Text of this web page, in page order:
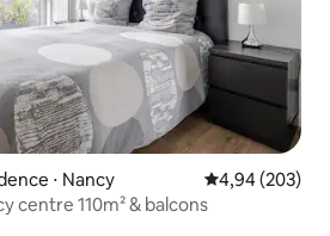
⋅ Nancy Évaluation
4,94 (203)
centre 110m² & balcons